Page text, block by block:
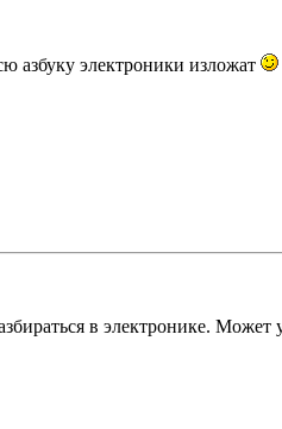
электроники изложат
в электронике. Может